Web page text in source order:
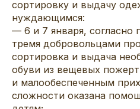
сортировку и выдачу
нуждающимся:
— 6 и 7 января, согласно
тремя добровольцами
сортировка и выдача
обуви из вещевых
и малообеспеченным
сложности оказана